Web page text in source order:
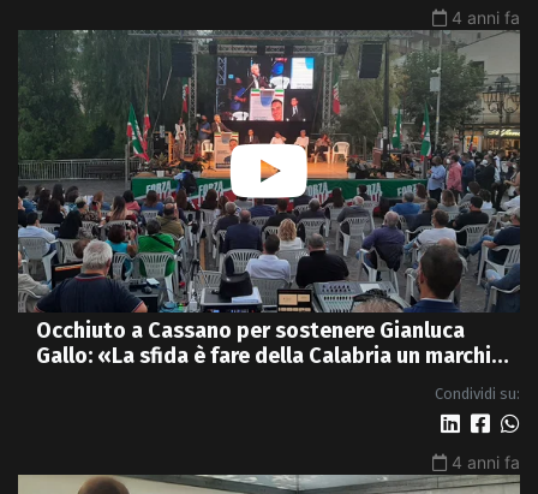
4 anni fa
Occhiuto a Cassano per sostenere Gianluca
Gallo: «La sfida è fare della Calabria un marchio
Condividi su:
4 anni fa